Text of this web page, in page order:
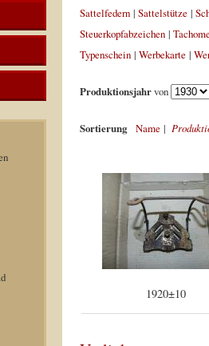
Sattelfedern| Sattelstütze|
Steuerkopfabzeichen|
Typenschein| Werbekarte|
Produktionsjahrvon
Sortierung Name|
1920±10